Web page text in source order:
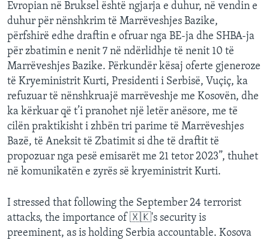
Evropian në Bruksel është ngjarja e duhur, në vendin e
duhur për nënshkrim të Marrëveshjes Bazike,
përfshirë edhe draftin e ofruar nga BE-ja dhe SHBA-ja
për zbatimin e nenit 7 në ndërlidhje të nenit 10 të
Marrëveshjes Bazike. Përkundër kësaj oferte gjeneroze
të Kryeministrit Kurti, Presidenti i Serbisë, Vuçiç, ka
refuzuar të nënshkruajë marrëveshje me Kosovën, dhe
ka kërkuar që t’i pranohet një letër anësore, me të
cilën praktikisht i zhbën tri parime të Marrëveshjes
Bazë, të Aneksit të Zbatimit si dhe të draftit të
propozuar nga pesë emisarët me 21 tetor 2023”, thuhet
në komunikatën e zyrës së kryeministrit Kurti.
I stressed that following the September 24 terrorist
attacks, the importance of 🇽🇰's security is
preeminent, as is holding Serbia accountable. Kosova